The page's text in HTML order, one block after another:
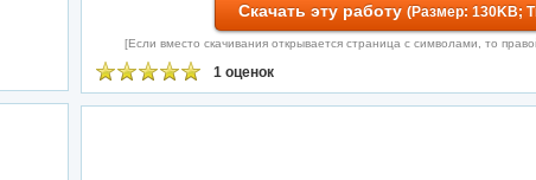
Скачать эту работу (Размер: 130KB;
[Если вместо скачивания открывается страница с символами, то
1 оценок